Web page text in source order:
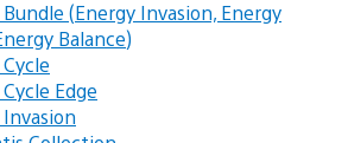
(Energy Invasion, Energy
Balance)
Edge